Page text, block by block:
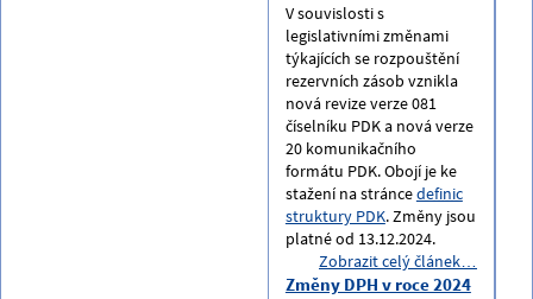
V souvislosti s
legislativními změnami
týkajících se rozpouštění
rezervních zásob vznikla
nová revize verze 081
číselníku PDK a nová verze
20 komunikačního
formátu PDK. Obojí je ke
stažení na stráncedefinic
struktury PDK. Změny jsou
platné od 13.12.2024.
Zobrazit celý článek…
Změny DPH v roce 2024